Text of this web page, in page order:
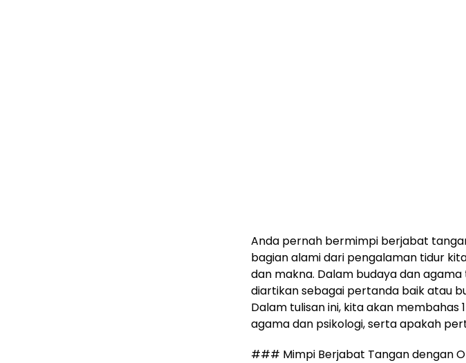
Anda pernah bermimpi berjabat
bagian alami dari pengalaman tidur
dan makna. Dalam budaya dan
diartikan sebagai pertanda baik atau
Dalam tulisan ini, kita akan
agama dan psikologi, serta apakah
### Mimpi Berjabat Tangan dengan